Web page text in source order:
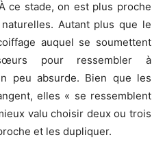
ce stade, on est plus proche
Autant plus que le
auquel se soumettent
pour ressembler à
peu absurde. Bien que les
elles « se ressemblent
valu choisir deux ou trois
et les dupliquer.